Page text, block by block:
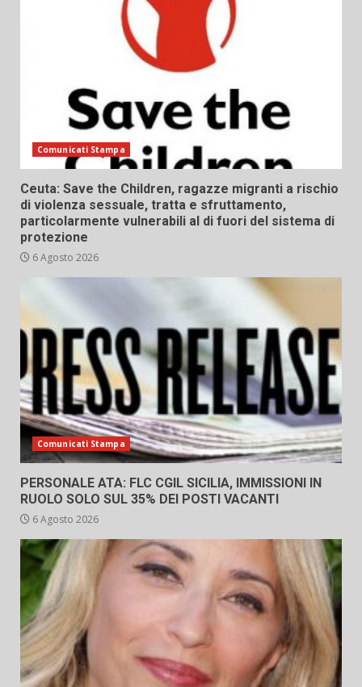
Comunicati Stampa
Ceuta: Save the Children, ragazze migranti a rischio
di violenza sessuale, tratta e sfruttamento,
particolarmente vulnerabili al di fuori del sistema di
protezione
6 Agosto 2026
Comunicati Stampa
PERSONALE ATA: FLC CGIL SICILIA, IMMISSIONI IN
RUOLO SOLO SUL 35% DEI POSTI VACANTI
6 Agosto 2026